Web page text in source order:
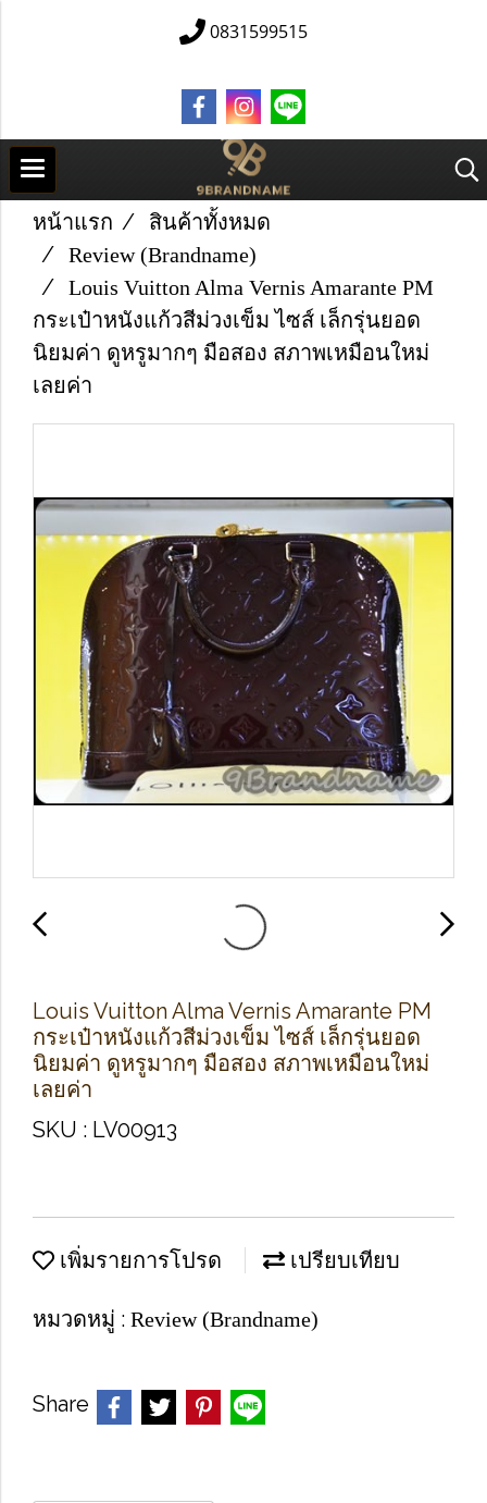
0831599515
หน้าแรก
สินค้าทั้งหมด
Review (Brandname)
Louis Vuitton Alma Vernis Amarante PM
กระเป๋าหนังแก้วสีม่วงเข็ม ไซส์ เล็กรุ่นยอด
นิยมค่า ดูหรูมากๆ มือสอง สภาพเหมือนใหม่
เลยค่า
Louis Vuitton Alma Vernis Amarante PM
กระเป๋าหนังแก้วสีม่วงเข็ม ไซส์ เล็กรุ่นยอด
นิยมค่า ดูหรูมากๆ มือสอง สภาพเหมือนใหม่
เลยค่า
SKU : LV00913
เพิ่มรายการโปรด เปรียบเทียบ
หมวดหมู่ : Review (Brandname)
Share